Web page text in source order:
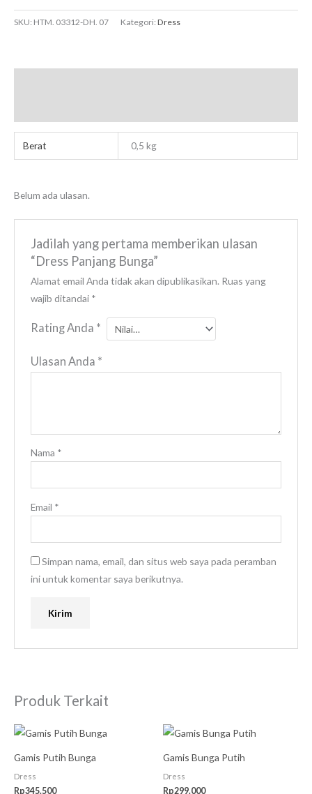
SKU: HTM. 03312-DH. 07 Kategori:Dress
Berat 0,5 kg
Belum ada ulasan.
Jadilah yang pertama memberikan ulasan
“Dress Panjang Bunga”
Alamat email Anda tidak akan dipublikasikan. Ruas yang
wajib ditandai *
Rating Anda *
Ulasan Anda *
Nama *
Email *
Simpan nama, email, dan situs web saya pada peramban
ini untuk komentar saya berikutnya.
Produk Terkait
Gamis Putih Bunga
Dress
Rp345.500
Gamis Bunga Putih
Dress
Rp299.000